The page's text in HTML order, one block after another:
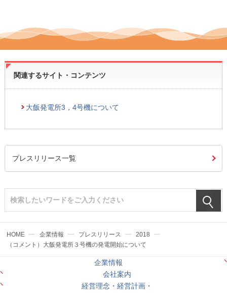
関連するサイト・コンテンツ
大飯発電所3，4号機について
プレスリリース一覧
HOME 企業情報 プレスリリース
2018
（コメント）大飯発電所３号機の発電開始について
企業情報
会社案内
経営理念・経営計画・